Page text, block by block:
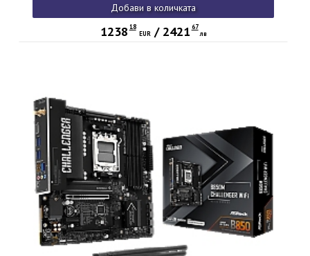
Добави в количката
1238 18
EUR/ 2421 67
лв